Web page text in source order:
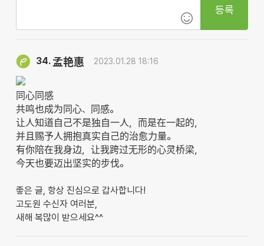
등록
34. 孟艳惠 2023.01.28 18:16
同心同感
共鸣也成为同心、同感。
让人知道自己不是独自一人，而是在一起的，
并且赐予人拥抱真实自己的治愈力量。
有你陪在我身边，让我跨过无形的心灵桥梁，
今天也要迈出坚实的步伐。
좋은 글, 항상 진심으로 갑사합니다!
고도원 수신자 여러분,
새해 복많이 받으세요^^